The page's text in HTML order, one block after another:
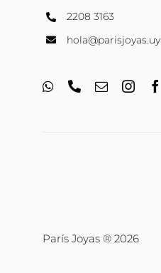
2208 3163
hola@parisjoyas.uy
París Joyas ® 2026